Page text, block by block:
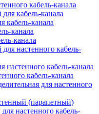
кабель-канала
кабель-канала
кабель-канала
канала
канала
настенного кабель-
настенного кабель-канала
кабель-канала
для настенного
(парапетный)
настенного кабель-